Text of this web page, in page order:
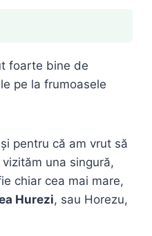
foarte bine de
pe la frumoasele
pentru că am vrut să
una singură,
chiar cea mai mare,
Hurezi, sau Horezu,